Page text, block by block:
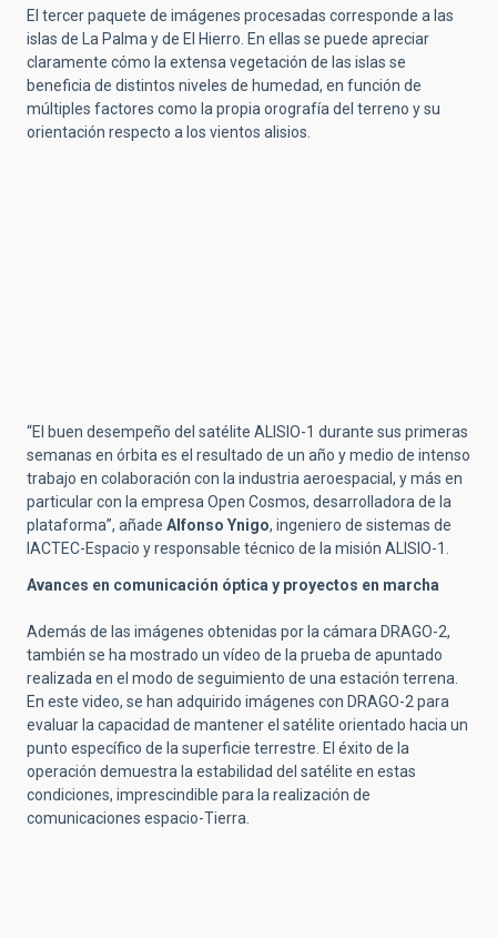
El tercer paquete de imágenes procesadas corresponde a las
islas de La Palma y de El Hierro. En ellas se puede apreciar
claramente cómo la extensa vegetación de las islas se
beneficia de distintos niveles de humedad, en función de
múltiples factores como la propia orografía del terreno y su
orientación respecto a los vientos alisios.
“El buen desempeño del satélite ALISIO-1 durante sus primeras
semanas en órbita es el resultado de un año y medio de intenso
trabajo en colaboración con la industria aeroespacial, y más en
particular con la empresa Open Cosmos, desarrolladora de la
plataforma”, añade Alfonso Ynigo, ingeniero de sistemas de
IACTEC-Espacio y responsable técnico de la misión ALISIO-1.
Avances en comunicación óptica y proyectos en marcha
Además de las imágenes obtenidas por la cámara DRAGO-2,
también se ha mostrado un vídeo de la prueba de apuntado
realizada en el modo de seguimiento de una estación terrena.
En este video, se han adquirido imágenes con DRAGO-2 para
evaluar la capacidad de mantener el satélite orientado hacia un
punto específico de la superficie terrestre. El éxito de la
operación demuestra la estabilidad del satélite en estas
condiciones, imprescindible para la realización de
comunicaciones espacio-Tierra.